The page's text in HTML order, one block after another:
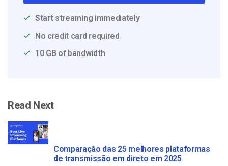
Start streaming immediately
No credit card required
10 GB of bandwidth
Read Next
Comparação das 25 melhores plataformas
de transmissão em direto em 2025